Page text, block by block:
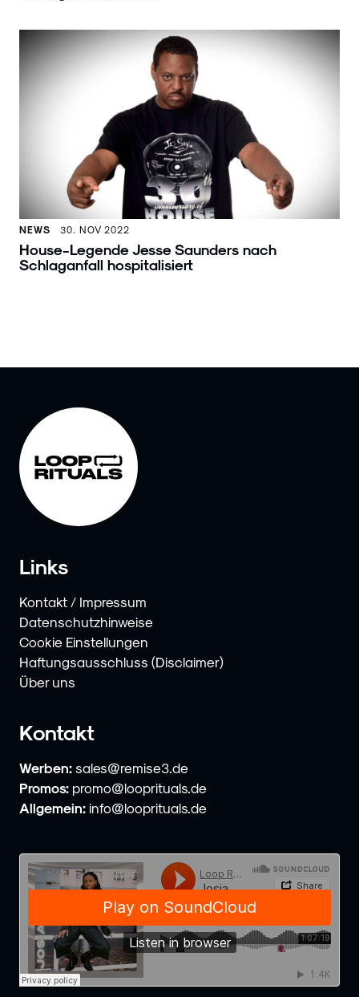
NEWS 30. NOV 2022
House-Legende Jesse Saunders nach
Schlaganfall hospitalisiert
Links
Kontakt / Impressum
Datenschutzhinweise
Cookie Einstellungen
Haftungsausschluss (Disclaimer)
Über uns
Kontakt
Werben: sales@remise3.de
Promos: promo@looprituals.de
Allgemein: info@looprituals.de